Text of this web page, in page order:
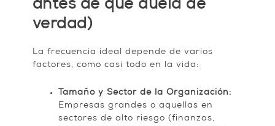
antes de que duela de
verdad)
La frecuencia ideal depende de varios
factores, como casi todo en la vida:
Tamaño y Sector de la Organización:
Empresas grandes o aquellas en
sectores de alto riesgo (finanzas,